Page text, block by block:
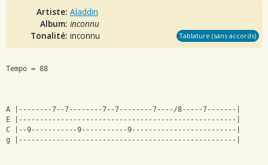
Artiste: Aladdin
Album: inconnu
Tonalité: inconnu Tablature (sans accords)
Tempo = 88
A |--------7--7--------7--7--------7----/8-----7-------|
E |----------------------------------------------------|
C |--9-----------9-----------9-------------------------|
g |----------------------------------------------------|